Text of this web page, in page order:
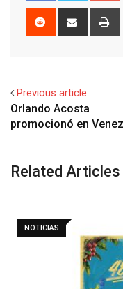
Reddit
Share
Previous article
Orlando Acosta
Related Articles
NOTICIAS